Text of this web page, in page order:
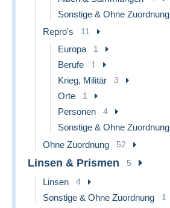
Sonstige & Ohne Zuordnung
Repro's 11
Europa 1
Berufe 1
Krieg, Militär 3
Orte 1
Personen 4
Sonstige & Ohne Zuordnung
Ohne Zuordnung 52
Linsen & Prismen 5
Linsen 4
Sonstige & Ohne Zuordnung 1